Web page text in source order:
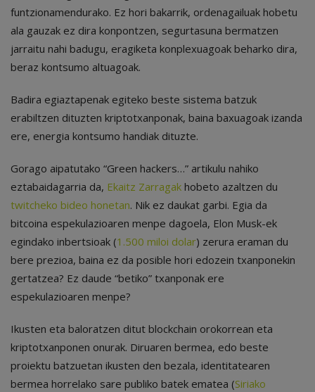
funtzionamendurako. Ez hori bakarrik, ordenagailuak hobetu
ala gauzak ez dira konpontzen, segurtasuna bermatzen
jarraitu nahi badugu, eragiketa konplexuagoak beharko dira,
beraz kontsumo altuagoak.
Badira egiaztapenak egiteko beste sistema batzuk
erabiltzen dituzten kriptotxanponak, baina baxuagoak izanda
ere, energia kontsumo handiak dituzte.
Gorago aipatutako “Green hackers…” artikulu nahiko
eztabaidagarria da, Ekaitz Zarragak hobeto azaltzen du
twitcheko bideo honetan. Nik ez daukat garbi. Egia da
bitcoina espekulazioaren menpe dagoela, Elon Musk-ek
egindako inbertsioak (1.500 miloi dolar) zerura eraman du
bere prezioa, baina ez da posible hori edozein txanponekin
gertatzea? Ez daude “betiko” txanponak ere
espekulazioaren menpe?
Ikusten eta baloratzen ditut blockchain orokorrean eta
kriptotxanponen onurak. Diruaren bermea, edo beste
proiektu batzuetan ikusten den bezala, identitatearen
bermea horrelako sare publiko batek ematea (Siriako